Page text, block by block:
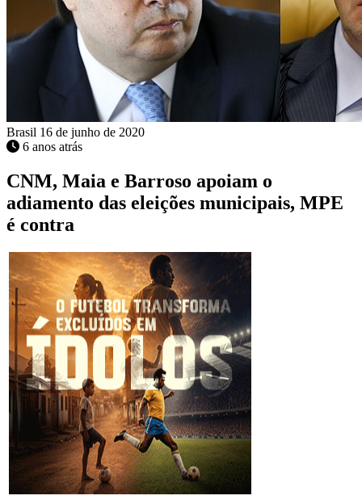
Brasil 16 de junho de 2020
6 anos atrás
CNM, Maia e Barroso apoiam o
adiamento das eleições municipais, MPE
é contra